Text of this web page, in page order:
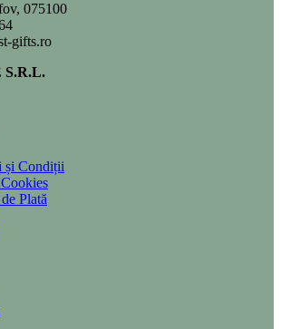
075100
gifts.ro
S.R.L.
și Condiții
Plată